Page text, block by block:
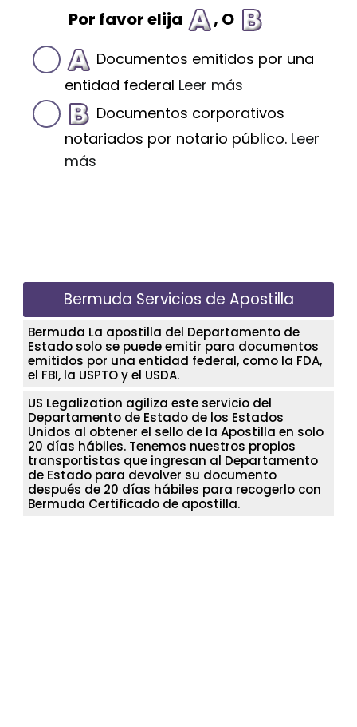
Por favor elija , O
Documentos emitidos por una
entidad federal Leer más
Documentos corporativos
notariados por notario público. Leer
más
Bermuda Servicios de Apostilla
Bermuda La apostilla del Departamento de
Estado solo se puede emitir para documentos
emitidos por una entidad federal, como la FDA,
el FBI, la USPTO y el USDA.
US Legalization agiliza este servicio del
Departamento de Estado de los Estados
Unidos al obtener el sello de la Apostilla en solo
20 días hábiles. Tenemos nuestros propios
transportistas que ingresan al Departamento
de Estado para devolver su documento
después de 20 días hábiles para recogerlo con
Bermuda Certificado de apostilla.